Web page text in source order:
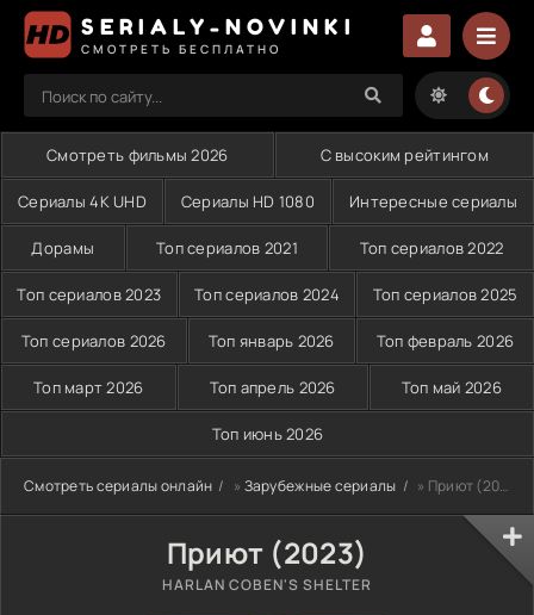
SERIALY-NOVINKI
СМОТРЕТЬ БЕСПЛАТНО
Смотреть фильмы 2026 С высоким рейтингом
Сериалы 4K UHD Сериалы HD 1080 Интересные сериалы
Дорамы Топ сериалов 2021 Топ сериалов 2022
Топ сериалов 2023 Топ сериалов 2024 Топ сериалов 2025
Топ сериалов 2026 Топ январь 2026 Топ февраль 2026
Топ март 2026 Топ апрель 2026 Топ май 2026
Топ июнь 2026
Смотреть сериалы онлайн » Зарубежные сериалы » Приют (2023)
Приют (2023)
HARLAN COBEN'S SHELTER